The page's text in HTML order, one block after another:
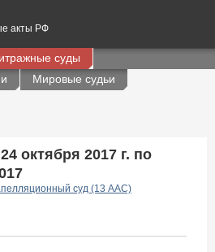
акты РФ
суды
Мировые судьи
октября 2017 г. по
суд (13 ААС)